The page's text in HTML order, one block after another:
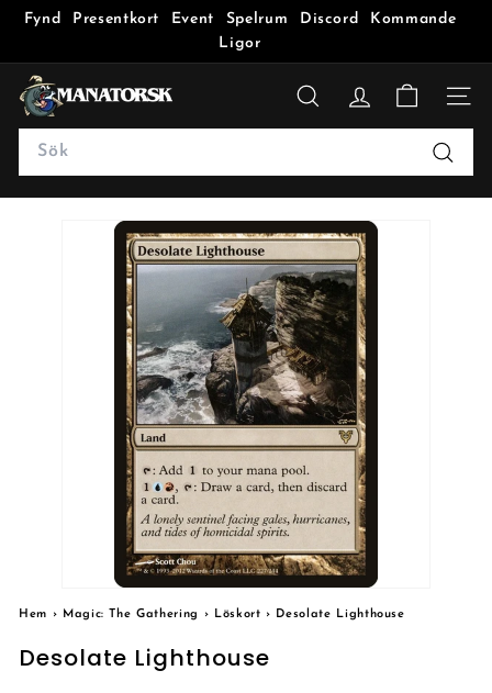
Fynd Presentkort Event Spelrum Discord
Kommande
Ligor
M
a
a
t
SÖK
Search
Sök
Hem › Magic: The Gathering › Löskort › Desolate Lighthouse
Desolate Lighthouse